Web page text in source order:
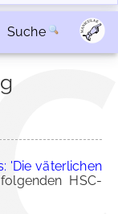
Suche
'Die väterlichen
HSC-